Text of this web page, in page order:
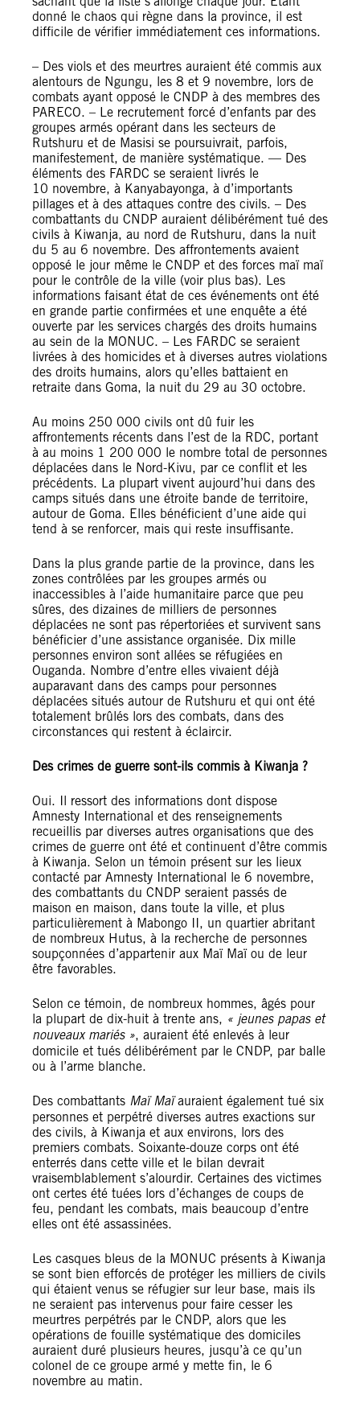
donné le chaos qui règne dans la province, il est
difficile de vérifier immédiatement ces informations.
– Des viols et des meurtres auraient été commis aux
alentours de Ngungu, les 8 et 9 novembre, lors de
combats ayant opposé le CNDP à des membres des
PARECO. – Le recrutement forcé d’enfants par des
groupes armés opérant dans les secteurs de
Rutshuru et de Masisi se poursuivrait, parfois,
manifestement, de manière systématique. — Des
éléments des FARDC se seraient livrés le
10 novembre, à Kanyabayonga, à d’importants
pillages et à des attaques contre des civils. – Des
combattants du CNDP auraient délibérément tué des
civils à Kiwanja, au nord de Rutshuru, dans la nuit
du 5 au 6 novembre. Des affrontements avaient
opposé le jour même le CNDP et des forces maï maï
pour le contrôle de la ville (voir plus bas). Les
informations faisant état de ces événements ont été
en grande partie confirmées et une enquête a été
ouverte par les services chargés des droits humains
au sein de la MONUC. – Les FARDC se seraient
livrées à des homicides et à diverses autres violations
des droits humains, alors qu’elles battaient en
retraite dans Goma, la nuit du 29 au 30 octobre.
Au moins 250 000 civils ont dû fuir les
affrontements récents dans l’est de la RDC, portant
à au moins 1 200 000 le nombre total de personnes
déplacées dans le Nord-Kivu, par ce conflit et les
précédents. La plupart vivent aujourd’hui dans des
camps situés dans une étroite bande de territoire,
autour de Goma. Elles bénéficient d’une aide qui
tend à se renforcer, mais qui reste insuffisante.
Dans la plus grande partie de la province, dans les
zones contrôlées par les groupes armés ou
inaccessibles à l’aide humanitaire parce que peu
sûres, des dizaines de milliers de personnes
déplacées ne sont pas répertoriées et survivent sans
bénéficier d’une assistance organisée. Dix mille
personnes environ sont allées se réfugiées en
Ouganda. Nombre d’entre elles vivaient déjà
auparavant dans des camps pour personnes
déplacées situés autour de Rutshuru et qui ont été
totalement brûlés lors des combats, dans des
circonstances qui restent à éclaircir.
Des crimes de guerre sont-ils commis à Kiwanja ?
Oui. Il ressort des informations dont dispose
Amnesty International et des renseignements
recueillis par diverses autres organisations que des
crimes de guerre ont été et continuent d’être commis
à Kiwanja. Selon un témoin présent sur les lieux
contacté par Amnesty International le 6 novembre,
des combattants du CNDP seraient passés de
maison en maison, dans toute la ville, et plus
particulièrement à Mabongo II, un quartier abritant
de nombreux Hutus, à la recherche de personnes
soupçonnées d’appartenir aux Maï Maï ou de leur
être favorables.
Selon ce témoin, de nombreux hommes, âgés pour
la plupart de dix-huit à trente ans, « jeunes papas et
nouveaux mariés », auraient été enlevés à leur
domicile et tués délibérément par le CNDP, par balle
ou à l’arme blanche.
Des combattants Maï Maïauraient également tué six
personnes et perpétré diverses autres exactions sur
des civils, à Kiwanja et aux environs, lors des
premiers combats. Soixante-douze corps ont été
enterrés dans cette ville et le bilan devrait
vraisemblablement s’alourdir. Certaines des victimes
ont certes été tuées lors d’échanges de coups de
feu, pendant les combats, mais beaucoup d’entre
elles ont été assassinées.
Les casques bleus de la MONUC présents à Kiwanja
se sont bien efforcés de protéger les milliers de civils
qui étaient venus se réfugier sur leur base, mais ils
ne seraient pas intervenus pour faire cesser les
meurtres perpétrés par le CNDP, alors que les
opérations de fouille systématique des domiciles
auraient duré plusieurs heures, jusqu’à ce qu’un
colonel de ce groupe armé y mette fin, le 6
novembre au matin.